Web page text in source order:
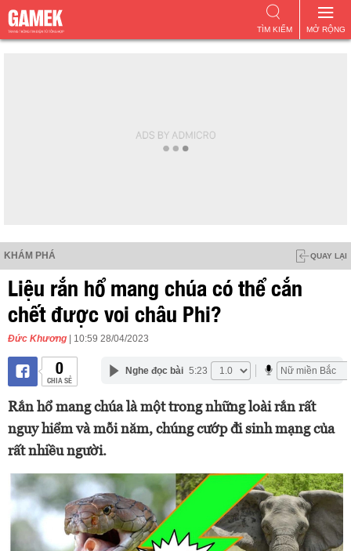
MỞ RỘNG
TÌM KIẾM
KHÁM PHÁ QUAY LẠI
Liệu rắn hổ mang chúa có thể cắn
chết được voi châu Phi?
Đức Khương | 10:59 28/04/2023
0
CHIA SẺ
Nghe đọc bài 5:23
Rắn hổ mang chúa là một trong những loài rắn rất
nguy hiểm và mỗi năm, chúng cướp đi sinh mạng của
rất nhiều người.